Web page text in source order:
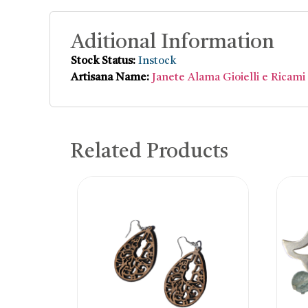
Aditional Information
Stock Status: Instock
Artisana Name:
Janete Alama Gioielli e Ricami
Related Products